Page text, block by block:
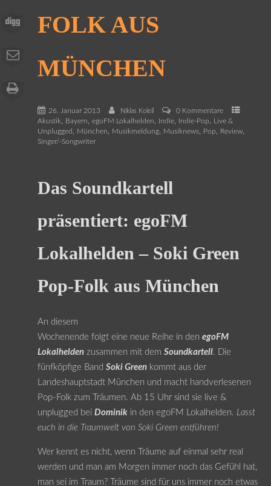
FOLK AUS
MÜNCHEN
26. Januar 2013 Niklas Kolell
0 Kommentare
Akustik, Bayern, egoFM Lokalhelden, Indie, Indie-Pop, Live &
Unplugged , München, Musikmeldung, Musiknews, Pop, Review,
Singer/-Songwriter
Das Soundkartell
präsentiert: egoFM
Lokalhelden – Soki Green
Pop-Folk aus München
An diesem
Wochenende folgt eine neue Reihe in den egoFM
Lokalheldenzusammen mit dem Soundkartell. Die
fünfköpfige Band Soki Greenkommt aus der
Landeshauptstadt München und macht handverlesenen
Pop-Folk zum Träumen. Ab 15 Uhr sind sie live &
unplugged bei Dominikin den egoFM Lokalhelden. Lasst
euch in die Traumwelt von Soki Green entführen!
Wer kennt es nicht, wenn Träume auf einmal sehr real
werden und man am Morgen immer noch das Gefühl hat,
man sei im Traum? Träume sind für uns immer noch etwas